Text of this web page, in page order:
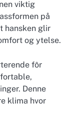
viktig
på
hansken glir
og ytelse.
fôr
Denne
klima hvor